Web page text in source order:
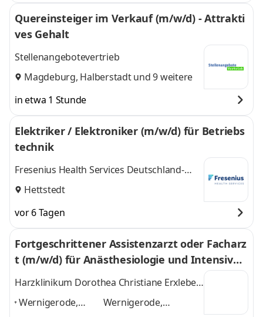
Quereinsteiger im Verkauf (m/w/d) - Attrakti
ves Gehalt
Stellenangebotevertrieb
Magdeburg, Halberstadtund 9 weitere
in etwa 1 Stunde
Elektriker / Elektroniker (m/w/d) für Betriebs
technik
Fresenius Health Services Deutschland-
Betriebstechnik Mitte-Ost GmbH
Hettstedt
vor 6 Tagen
Fortgeschrittener Assistenzarzt oder Facharz
t (m/w/d) für Anästhesiologie und Intensivm
edizin
Harzklinikum Dorothea Christiane Erxleben
GmbH
Wernigerode,
Wernigerode,